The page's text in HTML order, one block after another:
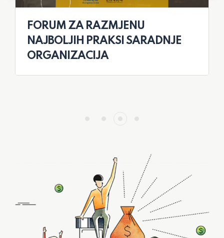
FORUM ZA RAZMJENU
NAJBOLJIH PRAKSI SARADNJE
ORGANIZACIJA